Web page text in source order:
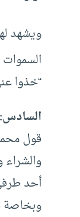
ويشهد
“خذوا
السادس:
قول
والشراء
أحد
وبخاصة